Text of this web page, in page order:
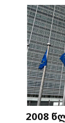
2008